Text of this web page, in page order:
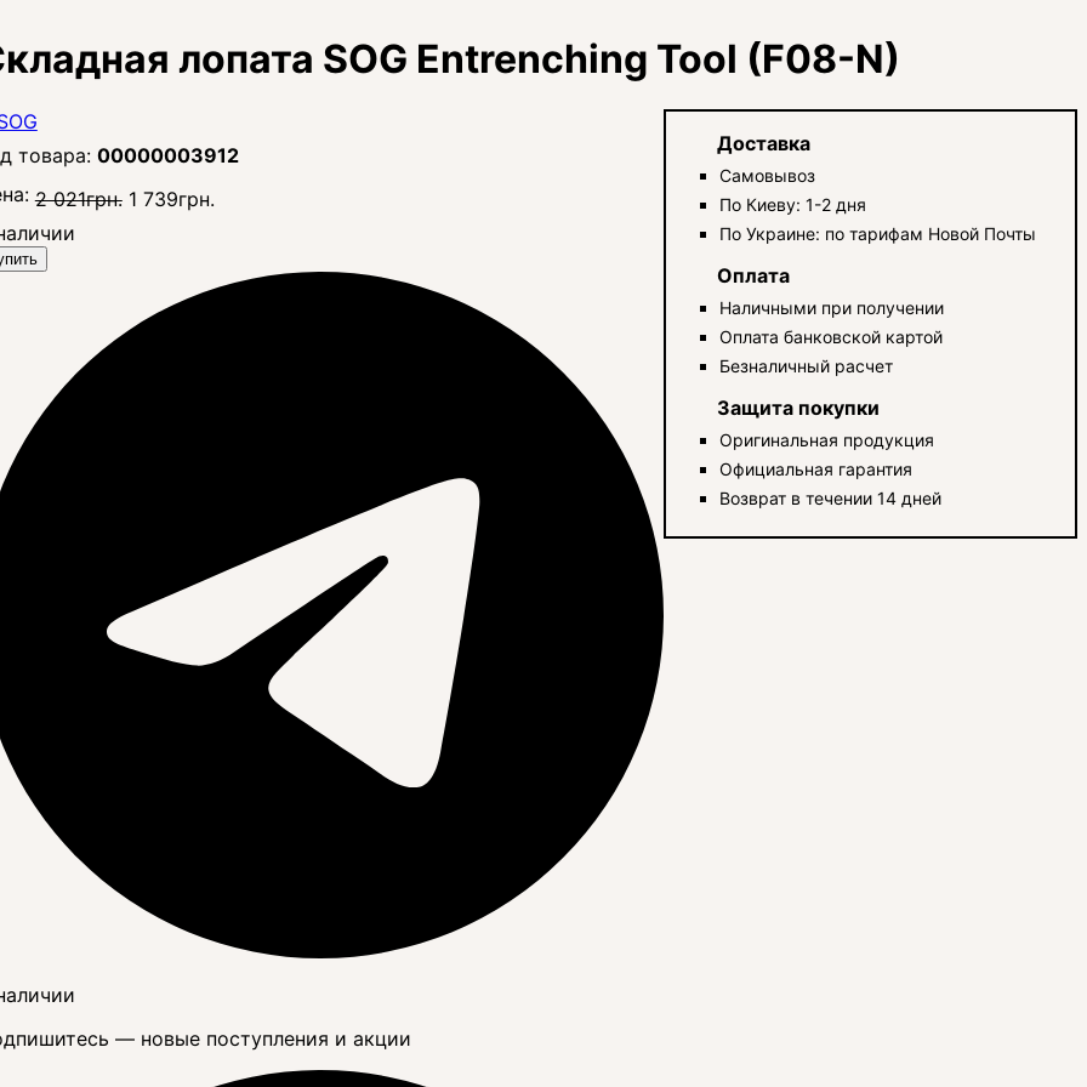
лопата SOG Entrenching Tool (F08-N)
00000003912
2 021грн. 1 739грн.
— новые поступления и акции
Доставка
Самовывоз
По Киеву: 1-2 дня
По Украине: по тарифам Новой Почты
Оплата
Наличными при получении
Оплата банковской картой
Безналичный расчет
Защита покупки
Оригинальная продукция
Официальная гарантия
Возврат в течении 14 дней